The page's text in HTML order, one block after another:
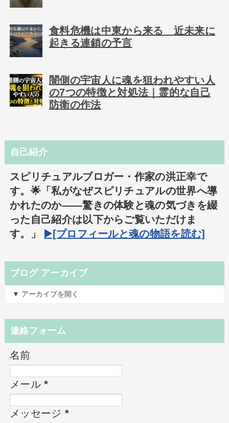
食料危機は中東から来る 近未来に
起きる連鎖の予言
闇側の宇宙人に魂を狙われやすい人
の7つの特徴と対処法｜霊的な自己
防衛の作法
自己紹介
スピリチュアルブロガー・作家の洪正幸で
す。🌟「私がなぜスピリチュアルの世界へ導
かれたのか――驚きの体験と魂の気づきを綴
った自己紹介は以下からご覧いただけま
す。」
▶️[プロフィールと魂の物語を読む]
ブログ アーカイブ
▼ アーカイブを開く
連絡フォーム
名前
メール*
メッセージ *